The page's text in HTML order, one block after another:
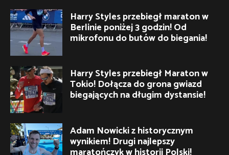
Harry Styles przebiegł maraton w
Berlinie poniżej 3 godzin! Od
mikrofonu do butów do biegania!
Harry Styles przebiegł Maraton w
Tokio! Dołącza do grona gwiazd
biegających na długim dystansie!
Adam Nowicki z historycznym
wynikiem! Drugi najlepszy